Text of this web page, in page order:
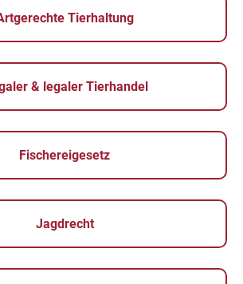
Tierhaltung
& legaler Tierhandel
Fischereigesetz
Jagdrecht